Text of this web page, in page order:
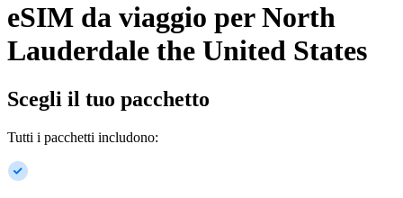
eSIM da viaggio per North
Lauderdale the United States
Scegli il tuo pacchetto
Tutti i pacchetti includono: